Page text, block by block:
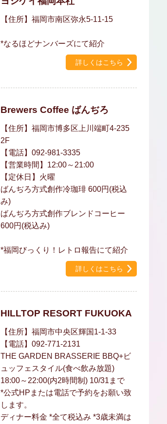
【住所】福岡市南区弥永5-11-15
*なるほどナンバーズにて紹介
詳しくはこちら
Brewers Coffee ばんぢろ
【住所】福岡市博多区上川端町4-235
2F
【電話】092-981-3335
【営業時間】12:00～21:00
【定休日】火曜
ばんぢろ方式創作冷珈琲 600円(税込
み)
ばんぢろ方式創作ブレンドコーヒー
600円(税込み)
*福岡びっくり！レトロ報告にて紹介
詳しくはこちら
HILLTOP RESORT FUKUOKA
【住所】福岡市中央区輝国1-1-33
【電話】092-771-2131
THE GARDEN BRASSERIE BBQ+ビ
ュッフェスタイル(食べ飲み放題)
18:00～22:00(内2時間制) 10/31まで
*公式HPまたは電話で予約をお願い致
します。
ディナー料金 *全て税込み *3歳未満は